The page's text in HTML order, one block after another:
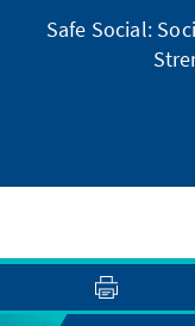
Safe Social: